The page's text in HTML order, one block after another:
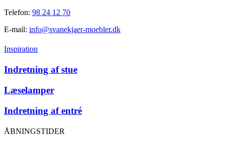
Telefon: 98 24 12 70
E-mail: info@svanekjaer-moebler.dk
Inspiration
Indretning af stue
Læselamper
Indretning af entré
ÅBNINGSTIDER